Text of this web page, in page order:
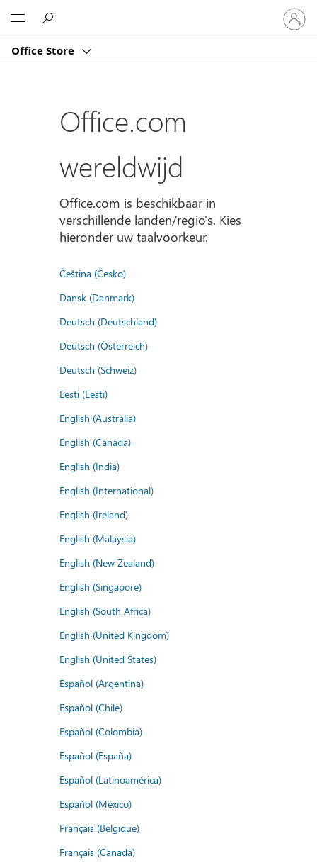
Office Store
Meld
je
aan
je
Office.com
wereldwijd
Office.com is beschikbaar in
verschillende landen/regio's. Kies
hieronder uw taalvoorkeur.
Čeština (Česko)
Dansk (Danmark)
Deutsch (Deutschland)
Deutsch (Österreich)
Deutsch (Schweiz)
Eesti (Eesti)
English (Australia)
English (Canada)
English (India)
English (International)
English (Ireland)
English (Malaysia)
English (New Zealand)
English (Singapore)
English (South Africa)
English (United Kingdom)
English (United States)
Español (Argentina)
Español (Chile)
Español (Colombia)
Español (España)
Español (Latinoamérica)
Español (México)
Français (Belgique)
Français (Canada)